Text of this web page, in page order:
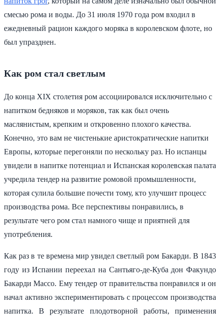
смесью рома и воды. До 31 июля 1970 года ром входил в
ежедневный рацион каждого моряка в королевском флоте, но
был упразднен.
Как ром стал светлым
До конца XIX столетия ром ассоциировался исключительно с
напитком бедняков и моряков, так как был очень
маслянистым, крепким и откровенно плохого качества.
Конечно, это вам не чистенькие аристократические напитки
Европы, которые перегоняли по нескольку раз. Но испанцы
увидели в напитке потенциал и Испанская королевская палата
учредила тендер на развитие ромовой промышленности,
которая сулила большие почести тому, кто улучшит процесс
производства рома. Все перспективы понравились, в
результате чего ром стал намного чище и приятней для
употребления.
Как раз в те времена мир увидел светлый ром Бакарди. В 1843
году из Испании переехал на Сантьяго-де-Куба дон Факундо
Бакарди Массо. Ему тендер от правительства понравился и он
начал активно экспериментировать с процессом производства
напитка. В результате плодотворной работы, применения